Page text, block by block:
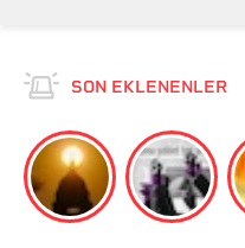
SON EKLENENLER